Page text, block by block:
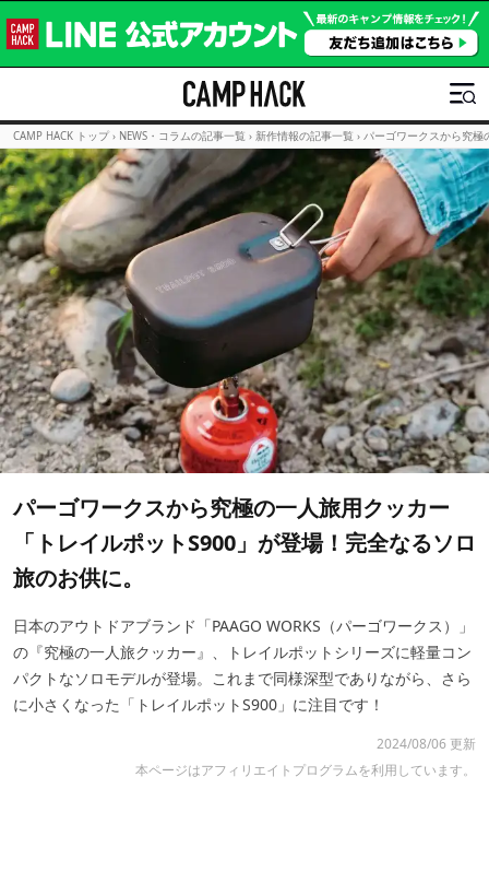
CAMP HACK トップ › NEWS・コラムの記事一覧 › 新作情報の記事一覧 › パーゴワークスから究極
パーゴワークスから究極の一人旅用クッカー
「トレイルポットS900」が登場！完全なるソロ
旅のお供に。
日本のアウトドアブランド「PAAGO WORKS（パーゴワークス）」
の 『究極の一人旅クッカー』、
トレイルポットシリーズに軽量コン
パクトなソロモデルが登場。これまで同様深型でありながら、さら
に小さくなった「トレイルポットS900」に注目です！
2024/08/06 更新
本ページはアフィリエイトプログラムを利用しています。